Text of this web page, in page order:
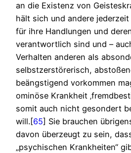
an die Existenz von
hält sich und andere
für ihre Handlungen und
verantwortlich sind und –
Verhalten anderen als
selbstzerstörerisch,
beängstigend vorkommen
ominöse Krankheit
somit auch nicht gesondert
will.[65] Sie brauchen
davon überzeugt zu sein,
„psychischen Krankheiten“